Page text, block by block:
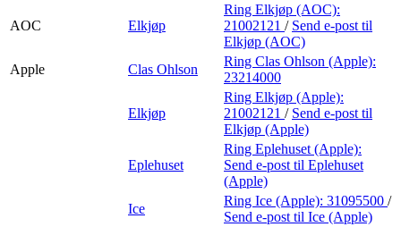
AOC Elkjøp
Ring Elkjøp (AOC):
21002121 / Send e-post til
Elkjøp (AOC)
Apple
Clas Ohlson
Ring Clas Ohlson (Apple):
23214000
Elkjøp
Ring Elkjøp (Apple):
21002121 / Send e-post til
Elkjøp (Apple)
Eplehuset
Ring Eplehuset (Apple):
Send e-post til Eplehuset
(Apple)
Ice
Ring Ice (Apple): 31095500 /
Send e-post til Ice (Apple)